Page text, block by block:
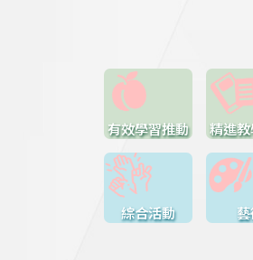
有效學習推動 精進
綜合活動